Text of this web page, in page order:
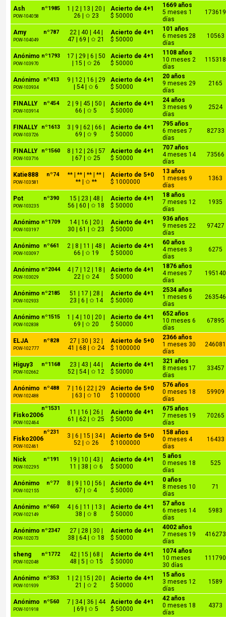
nº1985
Ash
POW-104058
1 | 2 | 13 | 20 |
26 | ✩ 23
Acierto de 4+1
$ 50000
1669 años
5 meses 1
días
173619
nº787
Amy
POW-104049
22 | 40 | 44 |
47 | 69 | ✩ 21
Acierto de 4+1
$ 50000
101 años
6 meses 28
días
10563
nº1793
Anónimo
POW-103970
17 | 29 | 6 | 50
| 15 | ✩ 26
Acierto de 4+1
$ 50000
1108 años
10 meses 2
días
115318
nº413
Anónimo
POW-103934
9 | 12 | 16 | 29
| 54 | ✩ 6
Acierto de 4+1
$ 50000
20 años
9 meses 29
días
2165
nº454
FINALLY
POW-103914
2 | 9 | 45 | 50 |
66 | ✩ 5
Acierto de 4+1
$ 50000
24 años
3 meses 9
días
2524
nº1613
FINALLY
POW-103726
3 | 9 | 62 | 66 |
69 | ✩ 9
Acierto de 4+1
$ 50000
795 años
6 meses 7
días
82733
nº1560
FINALLY
POW-103716
8 | 12 | 26 | 57
| 67 | ✩ 25
Acierto de 4+1
$ 50000
707 años
4 meses 14
días
73566
nº74
Katie888
POW-103581
** | ** | ** | ** |
** | ✩ **
Acierto de 5+0
$ 1000000
13 años
1 meses 9
días
1363
nº390
Pot
POW-103235
15 | 23 | 48 |
56 | 60 | ✩ 18
Acierto de 4+1
$ 50000
18 años
7 meses 12
días
1935
nº1709
Anónimo
POW-103197
14 | 16 | 20 |
30 | 61 | ✩ 23
Acierto de 4+1
$ 50000
936 años
9 meses 22
días
97427
nº661
Anónimo
POW-103097
2 | 8 | 11 | 48 |
66 | ✩ 19
Acierto de 4+1
$ 50000
60 años
4 meses 3
días
6275
nº2044
Anónimo
POW-103029
4 | 7 | 12 | 18 |
22 | ✩ 24
Acierto de 4+1
$ 50000
1876 años
4 meses 7
días
195140
nº2185
Anónimo
POW-102933
51 | 17 | 28 |
23 | 6 | ✩ 14
Acierto de 4+1
$ 50000
2534 años
1 meses 6
días
263546
nº1515
Anónimo
POW-102838
1 | 4 | 10 | 20 |
69 | ✩ 20
Acierto de 4+1
$ 50000
652 años
10 meses 6
días
67895
nº828
ELJA
POW-102777
27 | 30 | 32 |
41 | 68 | ✩ 24
Acierto de 5+0
$ 1000000
2366 años
1 meses 30
días
246081
nº1168
Higuy3
POW-102662
23 | 43 | 44 |
52 | 54 | ✩ 12
Acierto de 4+1
$ 50000
321 años
8 meses 17
días
33457
nº488
Anónimo
POW-102488
7 | 16 | 22 | 29
| 63 | ✩ 10
Acierto de 5+0
$ 1000000
576 años
0 meses 18
días
59909
nº1531
Fisko2006
POW-102464
11 | 16 | 26 |
61 | 62 | ✩ 25
Acierto de 4+1
$ 50000
675 años
7 meses 19
días
70265
nº231
Fisko2006
POW-102461
3 | 6 | 15 | 34 |
52 | ✩ 26
Acierto de 5+0
$ 1000000
158 años
0 meses 4
días
16433
nº191
Nick
POW-102295
19 | 10 | 43 |
11 | 38 | ✩ 6
Acierto de 4+1
$ 50000
5 años
0 meses 18
días
525
nº77
Anónimo
POW-102155
8 | 9 | 10 | 56 |
67 | ✩ 4
Acierto de 4+1
$ 50000
0 años
8 meses 10
días
71
nº650
Anónimo
POW-102149
4 | 6 | 11 | 13 |
38 | ✩ 8
Acierto de 4+1
$ 50000
57 años
6 meses 14
días
5983
nº2347
Anónimo
POW-102073
27 | 28 | 30 |
38 | 64 | ✩ 18
Acierto de 4+1
$ 50000
4002 años
7 meses 19
días
416273
nº1772
sheng
POW-102048
42 | 15 | 68 |
48 | 5 | ✩ 15
Acierto de 4+1
$ 50000
1074 años
10 meses
30 días
111790
nº353
Anónimo
POW-101939
1 | 2 | 15 | 20 |
21 | ✩ 2
Acierto de 4+1
$ 50000
15 años
3 meses 12
días
1589
nº560
Anónimo
POW-101918
7 | 34 | 36 | 44
| 69 | ✩ 5
Acierto de 4+1
$ 50000
42 años
0 meses 18
días
4373